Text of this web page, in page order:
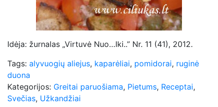
Idėja: žurnalas „Virtuvė Nuo…Iki..” Nr. 11 (41), 2012.
Tags: alyvuogių aliejus, kaparėliai, pomidorai, ruginė
duona
Kategorijos: Greitai paruošiama, Pietums, Receptai,
Svečias, Užkandžiai